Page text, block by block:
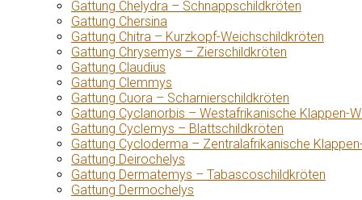
Gattung Chelydra – Schnappschildkröten
Gattung Chersina
Gattung Chitra – Kurzkopf-Weichschildkröten
Gattung Chrysemys – Zierschildkröten
Gattung Claudius
Gattung Clemmys
Gattung Cuora – Scharnierschildkröten
Gattung Cyclanorbis – Westafrikanische Klappen-
Gattung Cyclemys – Blattschildkröten
Gattung Cycloderma – Zentralafrikanische
Gattung Deirochelys
Gattung Dermatemys – Tabascoschildkröten
Gattung Dermochelys